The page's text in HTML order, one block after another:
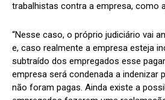
trabalhistas contra a empresa, como
“Nesse caso, o próprio judiciário vai
e, caso realmente a empresa esteja
subtraído dos empregados esse
empresa será condenada a indenizar
não foram pagas. Ainda existe a